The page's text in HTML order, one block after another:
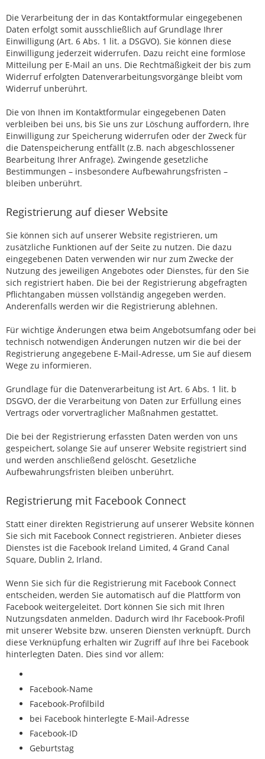
Die Verarbeitung der in das Kontaktformular eingegebenen
Daten erfolgt somit ausschließlich auf Grundlage Ihrer
Einwilligung (Art. 6 Abs. 1 lit. a DSGVO). Sie können diese
Einwilligung jederzeit widerrufen. Dazu reicht eine formlose
Mitteilung per E-Mail an uns. Die Rechtmäßigkeit der bis zum
Widerruf erfolgten Datenverarbeitungsvorgänge bleibt vom
Widerruf unberührt.
Die von Ihnen im Kontaktformular eingegebenen Daten
verbleiben bei uns, bis Sie uns zur Löschung auffordern, Ihre
Einwilligung zur Speicherung widerrufen oder der Zweck für
die Datenspeicherung entfällt (z.B. nach abgeschlossener
Bearbeitung Ihrer Anfrage). Zwingende gesetzliche
Bestimmungen – insbesondere Aufbewahrungsfristen –
bleiben unberührt.
Registrierung auf dieser Website
Sie können sich auf unserer Website registrieren, um
zusätzliche Funktionen auf der Seite zu nutzen. Die dazu
eingegebenen Daten verwenden wir nur zum Zwecke der
Nutzung des jeweiligen Angebotes oder Dienstes, für den Sie
sich registriert haben. Die bei der Registrierung abgefragten
Pflichtangaben müssen vollständig angegeben werden.
Anderenfalls werden wir die Registrierung ablehnen.
Für wichtige Änderungen etwa beim Angebotsumfang oder bei
technisch notwendigen Änderungen nutzen wir die bei der
Registrierung angegebene E-Mail-Adresse, um Sie auf diesem
Wege zu informieren.
Grundlage für die Datenverarbeitung ist Art. 6 Abs. 1 lit. b
DSGVO, der die Verarbeitung von Daten zur Erfüllung eines
Vertrags oder vorvertraglicher Maßnahmen gestattet.
Die bei der Registrierung erfassten Daten werden von uns
gespeichert, solange Sie auf unserer Website registriert sind
und werden anschließend gelöscht. Gesetzliche
Aufbewahrungsfristen bleiben unberührt.
Registrierung mit Facebook Connect
Statt einer direkten Registrierung auf unserer Website können
Sie sich mit Facebook Connect registrieren. Anbieter dieses
Dienstes ist die Facebook Ireland Limited, 4 Grand Canal
Square, Dublin 2, Irland.
Wenn Sie sich für die Registrierung mit Facebook Connect
entscheiden, werden Sie automatisch auf die Plattform von
Facebook weitergeleitet. Dort können Sie sich mit Ihren
Nutzungsdaten anmelden. Dadurch wird Ihr Facebook-Profil
mit unserer Website bzw. unseren Diensten verknüpft. Durch
diese Verknüpfung erhalten wir Zugriff auf Ihre bei Facebook
hinterlegten Daten. Dies sind vor allem:
Facebook-Name
Facebook-Profilbild
bei Facebook hinterlegte E-Mail-Adresse
Facebook-ID
Geburtstag